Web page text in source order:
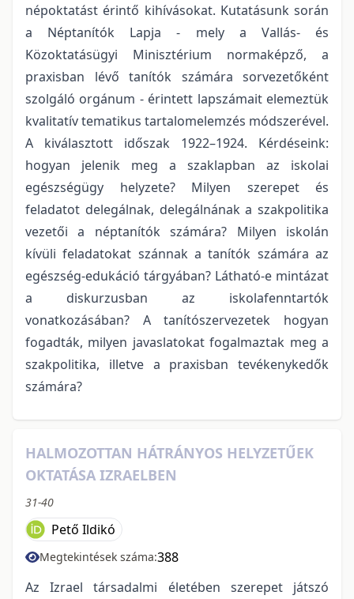
népoktatást érintő kihívásokat. Kutatásunk során
a Néptanítók Lapja - mely a Vallás- és
Közoktatásügyi Minisztérium normaképző, a
praxisban lévő tanítók számára sorvezetőként
szolgáló orgánum - érintett lapszámait elemeztük
kvalitatív tematikus tartalomelemzés módszerével.
A kiválasztott időszak 1922–1924. Kérdéseink:
hogyan jelenik meg a szaklapban az iskolai
egészségügy helyzete? Milyen szerepet és
feladatot delegálnak, delegálnának a szakpolitika
vezetői a néptanítók számára? Milyen iskolán
kívüli feladatokat szánnak a tanítók számára az
egészség-edukáció tárgyában? Látható-e mintázat
a diskurzusban az iskolafenntartók
vonatkozásában? A tanítószervezetek hogyan
fogadták, milyen javaslatokat fogalmaztak meg a
szakpolitika, illetve a praxisban tevékenykedők
számára?
HALMOZOTTAN HÁTRÁNYOS HELYZETŰEK
OKTATÁSA IZRAELBEN
31-40
Pető Ildikó
Megtekintések száma:388
Az Izrael társadalmi életében szerepet játszó